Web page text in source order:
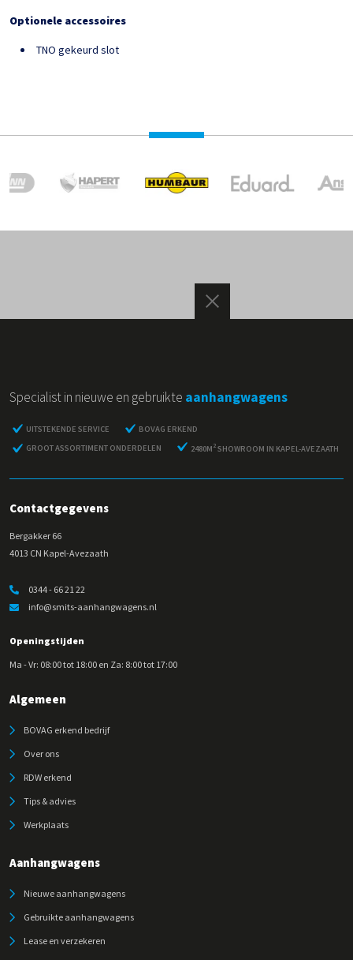
Optionele accessoires
TNO gekeurd slot
Specialist in nieuwe en gebruikte aanhangwagens
UITSTEKENDE SERVICE
BOVAG ERKEND
GROOT ASSORTIMENT ONDERDELEN
2480M 2SHOWROOM IN KAPEL-AVEZAATH
Contactgegevens
Bergakker 66
4013 CN Kapel-Avezaath
0344 - 66 21 22
info@smits-aanhangwagens.nl
Openingstijden
Ma - Vr: 08:00 tot 18:00 en Za: 8:00 tot 17:00
Algemeen
BOVAG erkend bedrijf
Over ons
RDW erkend
Tips & advies
Werkplaats
Aanhangwagens
Nieuwe aanhangwagens
Gebruikte aanhangwagens
Lease en verzekeren